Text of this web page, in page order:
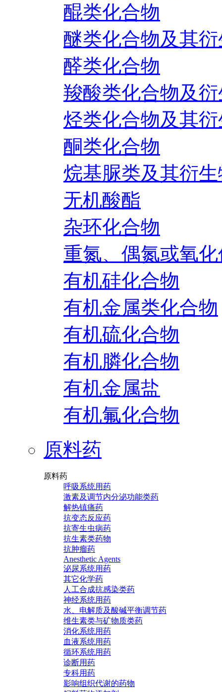
醌类化合物
醚类化合物及其
醛类化合物
羧酸类化合物及
烃类化合物及其
酮类化合物
烷基脲类及其衍
无机酸酯
杂环化合物
重氮、偶氮或氧
有机硅化合物
有机金属类化合物
有机硫化合物
有机膦化合物
有机金属盐
有机氟化合物
原料药
原料药
呼吸系统用药
激素及调节内分泌功能类药
解热镇痛药
抗变态反应药
抗寄生虫病药
抗生素类药物
抗肿瘤药
Anesthetic Agents
泌尿系统用药
其它化学药
人工合成抗感染类药
神经系统用药
水、电解质及酸碱平衡调节药
维生素类与矿物质类药
消化系统用药
血液系统用药
循环系统用药
诊断用药
专科用药
影响组织代谢的药物